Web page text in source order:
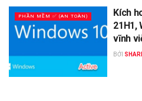
PHẦN MỀM ✅ (AN TOÀN)
Kích
21H1,
vĩnh
BỞI